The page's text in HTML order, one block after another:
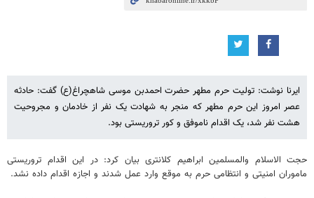
ایرنا نوشت: تولیت حرم مطهر حضرت احمدبن موسی شاهچراغ(ع) گفت: حادثه
عصر امروز این حرم مطهر که منجر به شهادت یک نفر از خادمان و مجروحیت
هشت نفر شد، یک اقدام ناموفق و کور تروریستی بود.
حجت الاسلام والمسلمین ابراهیم کلانتری بیان کرد: در این اقدام تروریستی
ماموران امنیتی و انتظامی حرم به موقع وارد عمل شدند و اجازه اقدام داده نشد.